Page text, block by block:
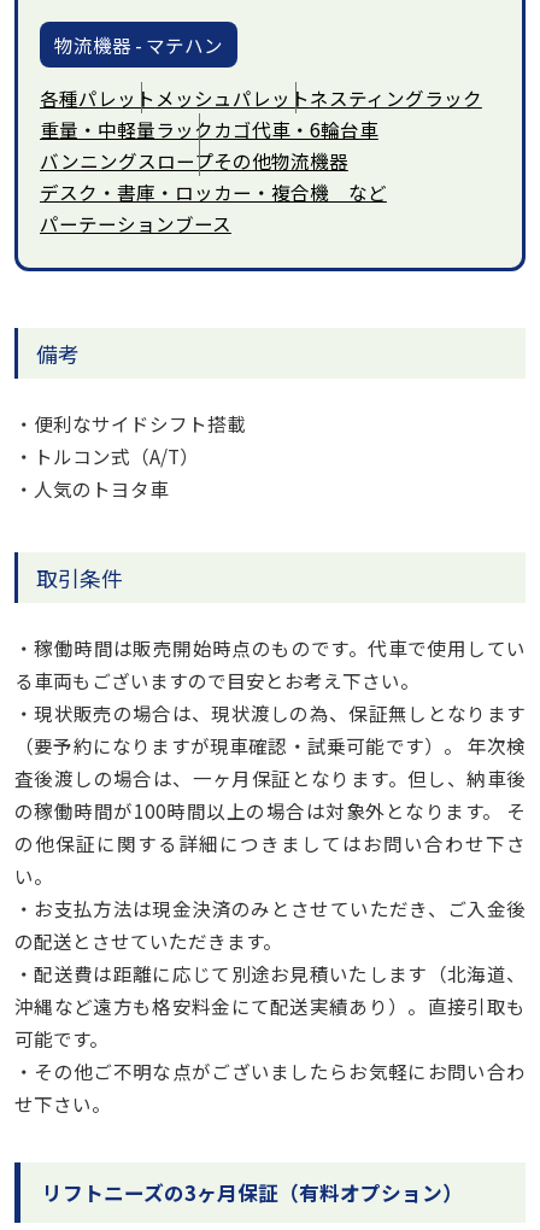
物流機器 - マテハン
各種パレット メッシュパレットネスティングラック
重量・中軽量ラックカゴ代車・6輪台車
バンニングスロープその他物流機器
デスク・書庫・ロッカー・複合機 など
パーテーションブース
備考
・便利なサイドシフト搭載
・トルコン式（A/T）
・人気のトヨタ車
取引条件
・稼働時間は販売開始時点のものです。代車で使用してい
る車両もございますので目安とお考え下さい。
・現状販売の場合は、現状渡しの為、保証無しとなります
（要予約になりますが現車確認・試乗可能です）。 年次検
査後渡しの場合は、一ヶ月保証となります。但し、納車後
の稼働時間が100時間以上の場合は対象外となります。 そ
の他保証に関する詳細につきましてはお問い合わせ下さ
い。
・お支払方法は現金決済のみとさせていただき、ご入金後
の配送とさせていただきます。
・配送費は距離に応じて別途お見積いたします（北海道、
沖縄など遠方も格安料金にて配送実績あり）。直接引取も
可能です。
・その他ご不明な点がございましたらお気軽にお問い合わ
せ下さい。
リフトニーズの3ヶ月保証（有料オプション）